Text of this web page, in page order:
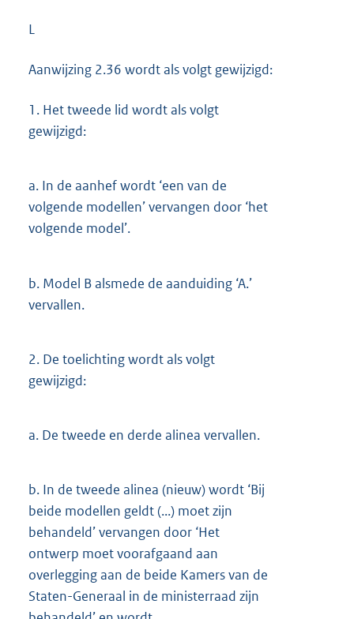
L
Aanwijzing 2.36 wordt als volgt gewijzigd:
1. Het tweede lid wordt als volgt
gewijzigd:
a. In de aanhef wordt ‘een van de
volgende modellen’ vervangen door ‘het
volgende model’.
b. Model B alsmede de aanduiding ‘A.’
vervallen.
2. De toelichting wordt als volgt
gewijzigd:
a. De tweede en derde alinea vervallen.
b. In de tweede alinea (nieuw) wordt ‘Bij
beide modellen geldt (...) moet zijn
behandeld’ vervangen door ‘Het
ontwerp moet voorafgaand aan
overlegging aan de beide Kamers van de
Staten-Generaal in de ministerraad zijn